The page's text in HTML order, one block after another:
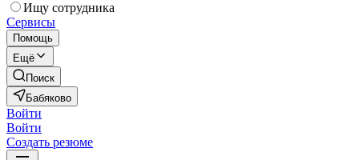
Ищу сотрудника
Сервисы
Помощь
Ещё
Поиск
Бабяково
Войти
Войти
Создать резюме